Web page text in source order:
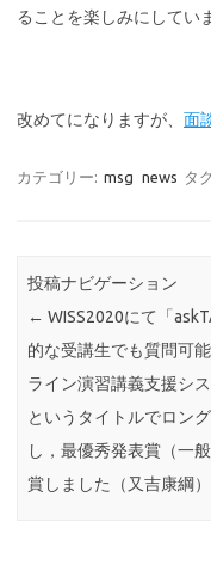
ることを楽しみにしてい
改めてになりますが、 面
カテゴリー: msg news タ
投稿ナビゲーション
← WISS2020にて「
的な受講生でも質問可
ライン演習講義支援シス
というタイトルでロン
し，最優秀発表賞（一
賞しました（又吉康綱）